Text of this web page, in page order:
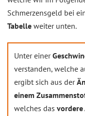
Schmerzensgeld bei
Tabelle weiter unten.
Unter einer
verstanden, welche
ergibt sich aus der
einem
welches das vordere